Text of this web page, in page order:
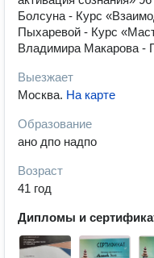
Болсуна - Курс
Пыхаревой - Курс
Владимира Макарова -
Выезжает
Москва. На карте
Образование
ано дпо надпо
Возраст
41 год
Дипломы и